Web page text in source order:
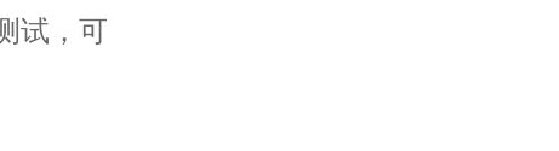
试，可